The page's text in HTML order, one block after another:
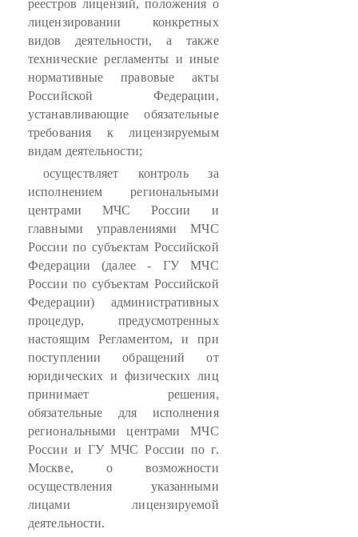
реестров лицензий, положения о
лицензировании конкретных
видов деятельности, а также
технические регламенты и иные
нормативные правовые акты
Российской Федерации,
устанавливающие обязательные
требования к лицензируемым
видам деятельности;
осуществляет контроль за
исполнением региональными
центрами МЧС России и
главными управлениями МЧС
России по субъектам Российской
Федерации (далее - ГУ МЧС
России по субъектам Российской
Федерации) административных
процедур, предусмотренных
настоящим Регламентом, и при
поступлении обращений от
юридических и физических лиц
принимает решения,
обязательные для исполнения
региональными центрами МЧС
России и ГУ МЧС России по г.
Москве, о возможности
осуществления указанными
лицами лицензируемой
деятельности.